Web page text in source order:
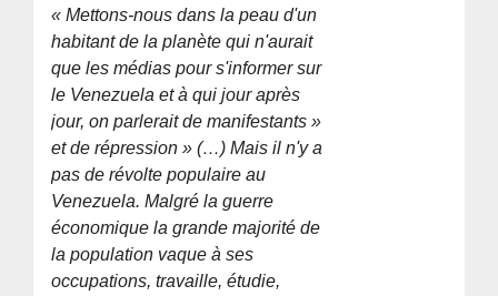
« Mettons-nous dans la peau d'un
habitant de la planète qui n'aurait
que les médias pour s'informer sur
le Venezuela et à qui jour après
jour, on parlerait de manifestants »
et de répression » (…) Mais il n'y a
pas de révolte populaire au
Venezuela. Malgré la guerre
économique la grande majorité de
la population vaque à ses
occupations, travaille, étudie,